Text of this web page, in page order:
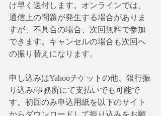
け早く送付します。オンラインでは、
通信上の問題が発生する場合がありま
すが、不具合の場合、次回無料で参加
できます。キャンセルの場合も次回へ
の振り替えになります。
申し込みはYahooチケットの他、銀行振
り込み/事務所にて支払いでも可能で
す。初回のみ申込用紙を以下のサイト
からダウンロードして振り込みをお願